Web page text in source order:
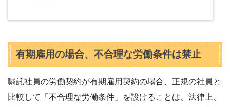
有期雇用の場合、不合理な労働条件は禁止
嘱託社員の労働契約が有期雇用契約の場合、正規の社員と
比較して「不合理な労働条件」を設けることは、法律上、